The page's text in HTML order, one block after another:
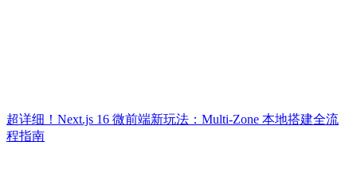
超详细！Next.js 16 微前端新玩法：Multi-Zone 本地搭建全流
程指南